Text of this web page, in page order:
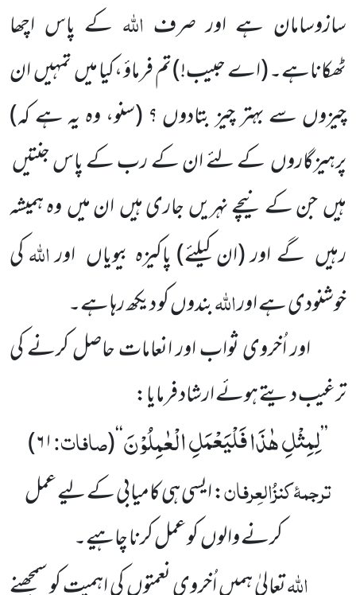
سازوسامان ہے اور صرف اللہ کے پاس اچھا
ٹھکاناہے۔(اے حبیب!)تم فرماؤ ،کیا میں تمہیں ان
چیزوں سے بہتر چیز بتادوں ؟(سنو، وہ یہ ہے کہ)
پرہیزگاروں کے لئے ان کے رب کے پاس جنتیں
ہیں جن کے نیچے نہریں جاری ہیں ان میں وہ ہمیشہ
رہیں گے اور(ان کیلئے)پاکیزہ بیویاں اوراللہکی
خوشنودی ہے اوراللہبندوں کو دیکھ رہا ہے۔
اور اُخروی ثواب اور انعامات حاصل کرنے کی
ترغیب دیتے ہوئے ارشاد فرمایا:
’’لِمِثْلِ هٰذَا فَلْیَعْمَلِ الْعٰمِلُوْنَ‘‘
(صافات:۶۱)
ترجمۂکنزُالعِرفان: ایسی ہی کامیابی کے لیے عمل
کرنے والوں کو عمل کرنا چاہیے۔
اللہ